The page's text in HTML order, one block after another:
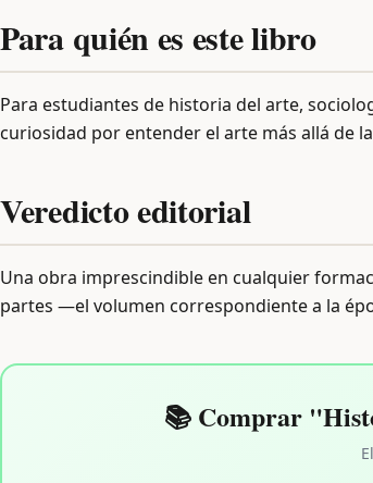
Para quién es este libro
Para estudiantes de historia del arte,
curiosidad por entender el arte más allá de
Veredicto editorial
Una obra imprescindible en cualquier
partes —el volumen correspondiente a la
📚 Comprar